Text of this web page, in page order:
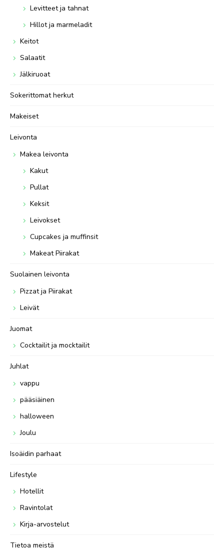
Levitteet ja tahnat
Hillot ja marmeladit
Keitot
Salaatit
Jälkiruoat
Sokerittomat herkut
Makeiset
Leivonta
Makea leivonta
Kakut
Pullat
Keksit
Leivokset
Cupcakes ja muffinsit
Makeat Piirakat
Suolainen leivonta
Pizzat ja Piirakat
Leivät
Juomat
Cocktailit ja mocktailit
Juhlat
vappu
pääsiäinen
halloween
Joulu
Isoäidin parhaat
Lifestyle
Hotellit
Ravintolat
Kirja-arvostelut
Tietoa meistä